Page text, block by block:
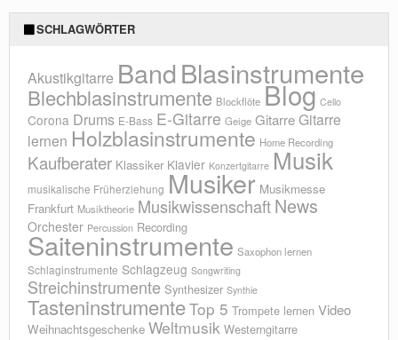
SCHLAGWÖRTER
Akustikgitarre BandBlasinstrumente
Blechblasinstrumente Blockflöte Blog Cello
Corona Drums E-Bass E-Gitarre Geige GitarreGitarre
lernen Holzblasinstrumente Home Recording
Kaufberater Klassiker Klavier Konzertgitarre Musik
musikalische Früherziehung Musiker Musikmesse
Frankfurt Musiktheorie MusikwissenschaftNews
Orchester Percussion Recording
Saiteninstrumente Saxophon lernen
Schlaginstrumente Schlagzeug Songwriting
Streichinstrumente Synthesizer Synthie
TasteninstrumenteTop 5 Trompete lernen Video
Weihnachtsgeschenke Weltmusik Westerngitarre